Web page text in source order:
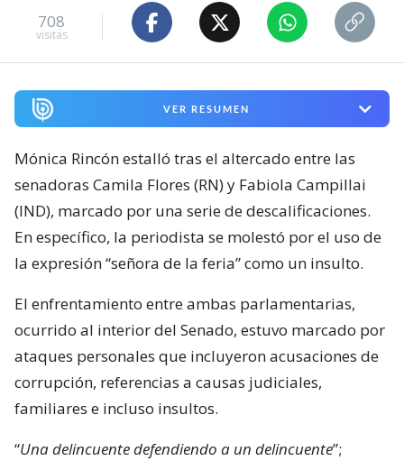
708
visitas
VER RESUMEN
Mónica Rincón estalló tras el altercado entre las
senadoras Camila Flores (RN) y Fabiola Campillai
(IND), marcado por una serie de descalificaciones.
En específico, la periodista se molestó por el uso de
la expresión “señora de la feria” como un insulto.
El enfrentamiento entre ambas parlamentarias,
ocurrido al interior del Senado, estuvo marcado por
ataques personales que incluyeron acusaciones de
corrupción, referencias a causas judiciales,
familiares e incluso insultos.
“Una delincuente defendiendo a un delincuente”;